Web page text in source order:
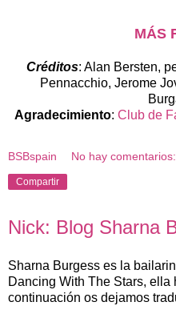
MÁS
Créditos: Alan Bersten,
Pennacchio, Jerome
Agradecimiento: Club de
BSBspain No hay comentarios:
Compartir
Nick: Blog Sharna
Sharna Burgess es la
Dancing With The Stars, ella
continuación os dejamos